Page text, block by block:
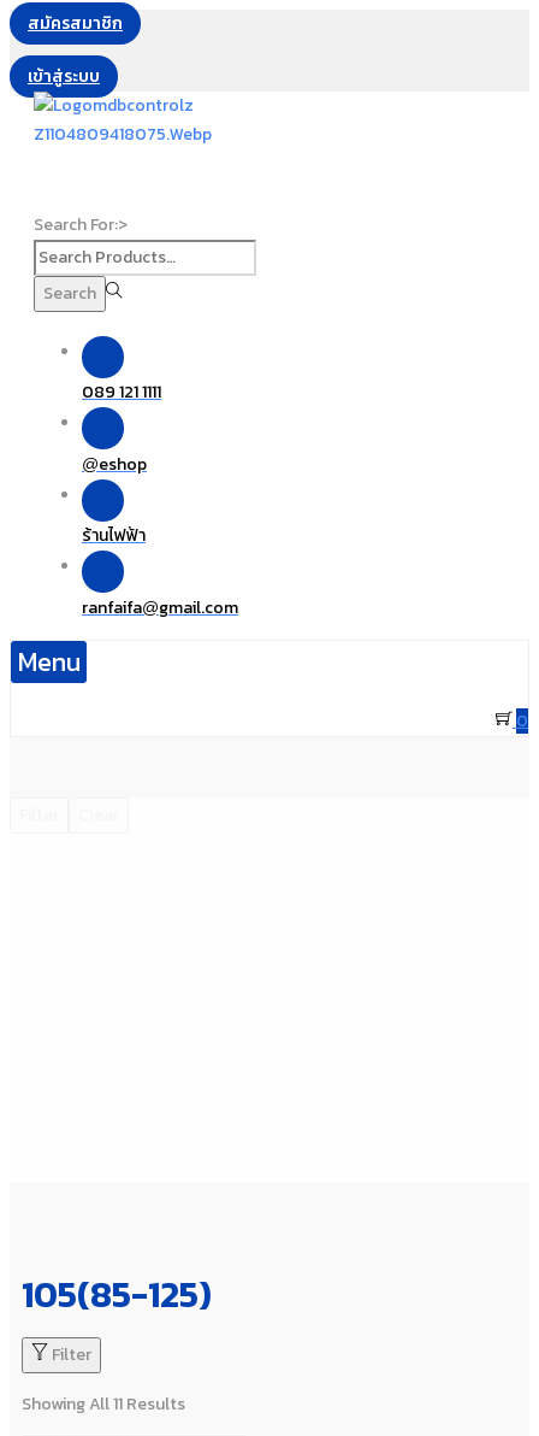
สมัครสมาชิก
เข้าสู่ระบบ
Search For:>
Search
089 121 1111
@eshop
ร้านไฟฟ้า
ranfaifa@gmail.com
Menu
0
105(85-125)
Filter
Showing All 11 Results